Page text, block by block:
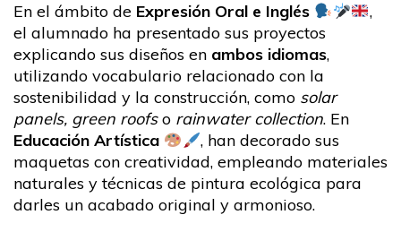
En el ámbito de Expresión Oral e Inglés
,
el alumnado ha presentado sus proyectos
explicando sus diseños en ambos idiomas,
utilizando vocabulario relacionado con la
sostenibilidad y la construcción, como solar
panels, green roofso rainwater collection. En
Educación Artística
, han decorado sus
maquetas con creatividad, empleando materiales
naturales y técnicas de pintura ecológica para
darles un acabado original y armonioso.